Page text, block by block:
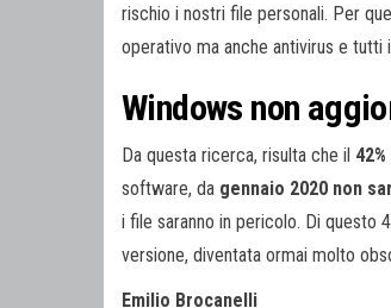
rischio i nostri file personali. Per
operativo ma anche antivirus e
Windows non
Da questa ricerca, risulta che il 42%
software, da gennaio 2020 non
i file saranno in pericolo. Di questo
versione, diventata ormai molto
Emilio Brocanelli